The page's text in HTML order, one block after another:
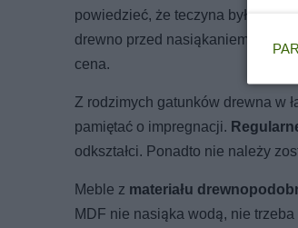
powiedzieć, że teczyna była
drewno przed nasiąkaniem
cena.
Z rodzimych gatunków drewna w
pamiętać o impregnacji.
odkształci. Ponadto nie należy
Meble z materiału
MDF nie nasiąka wodą, nie